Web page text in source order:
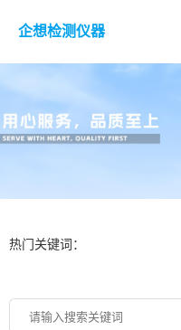
企想检测仪器
热门关键词：